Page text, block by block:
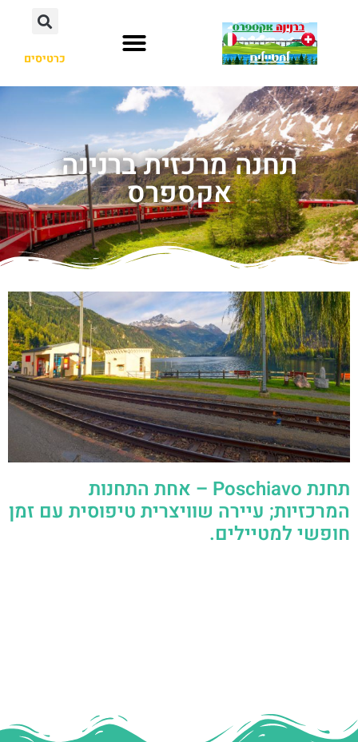
כרטיסים
תחנה מרכזית ברנינה
אקספרס
תחנת Poschiavo – אחת התחנות
המרכזיות; עיירה שוויצרית טיפוסית עם זמן
חופשי למטיילים.